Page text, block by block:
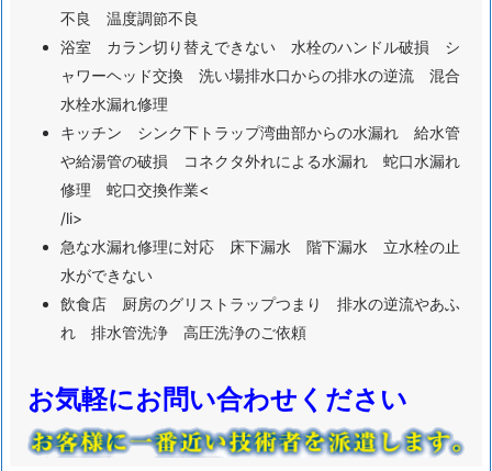
1.
東
京
中
野
区
ト
レ
つ
ま
不良 温度調節不良
浴室 カラン切り替えできない 水栓のハンドル破損 シ
ャワーヘッド交換 洗い場排水口からの排水の逆流 混合
水栓水漏れ修理
キッチン シンク下トラップ湾曲部からの水漏れ 給水管
や給湯管の破損 コネクタ外れによる水漏れ 蛇口水漏れ
修理 蛇口交換作業<
/li>
急な水漏れ修理に対応 床下漏水 階下漏水 立水栓の止
水ができない
飲食店 厨房のグリストラップつまり 排水の逆流やあふ
れ 排水管洗浄 高圧洗浄のご依頼
お気軽にお問い合わせください